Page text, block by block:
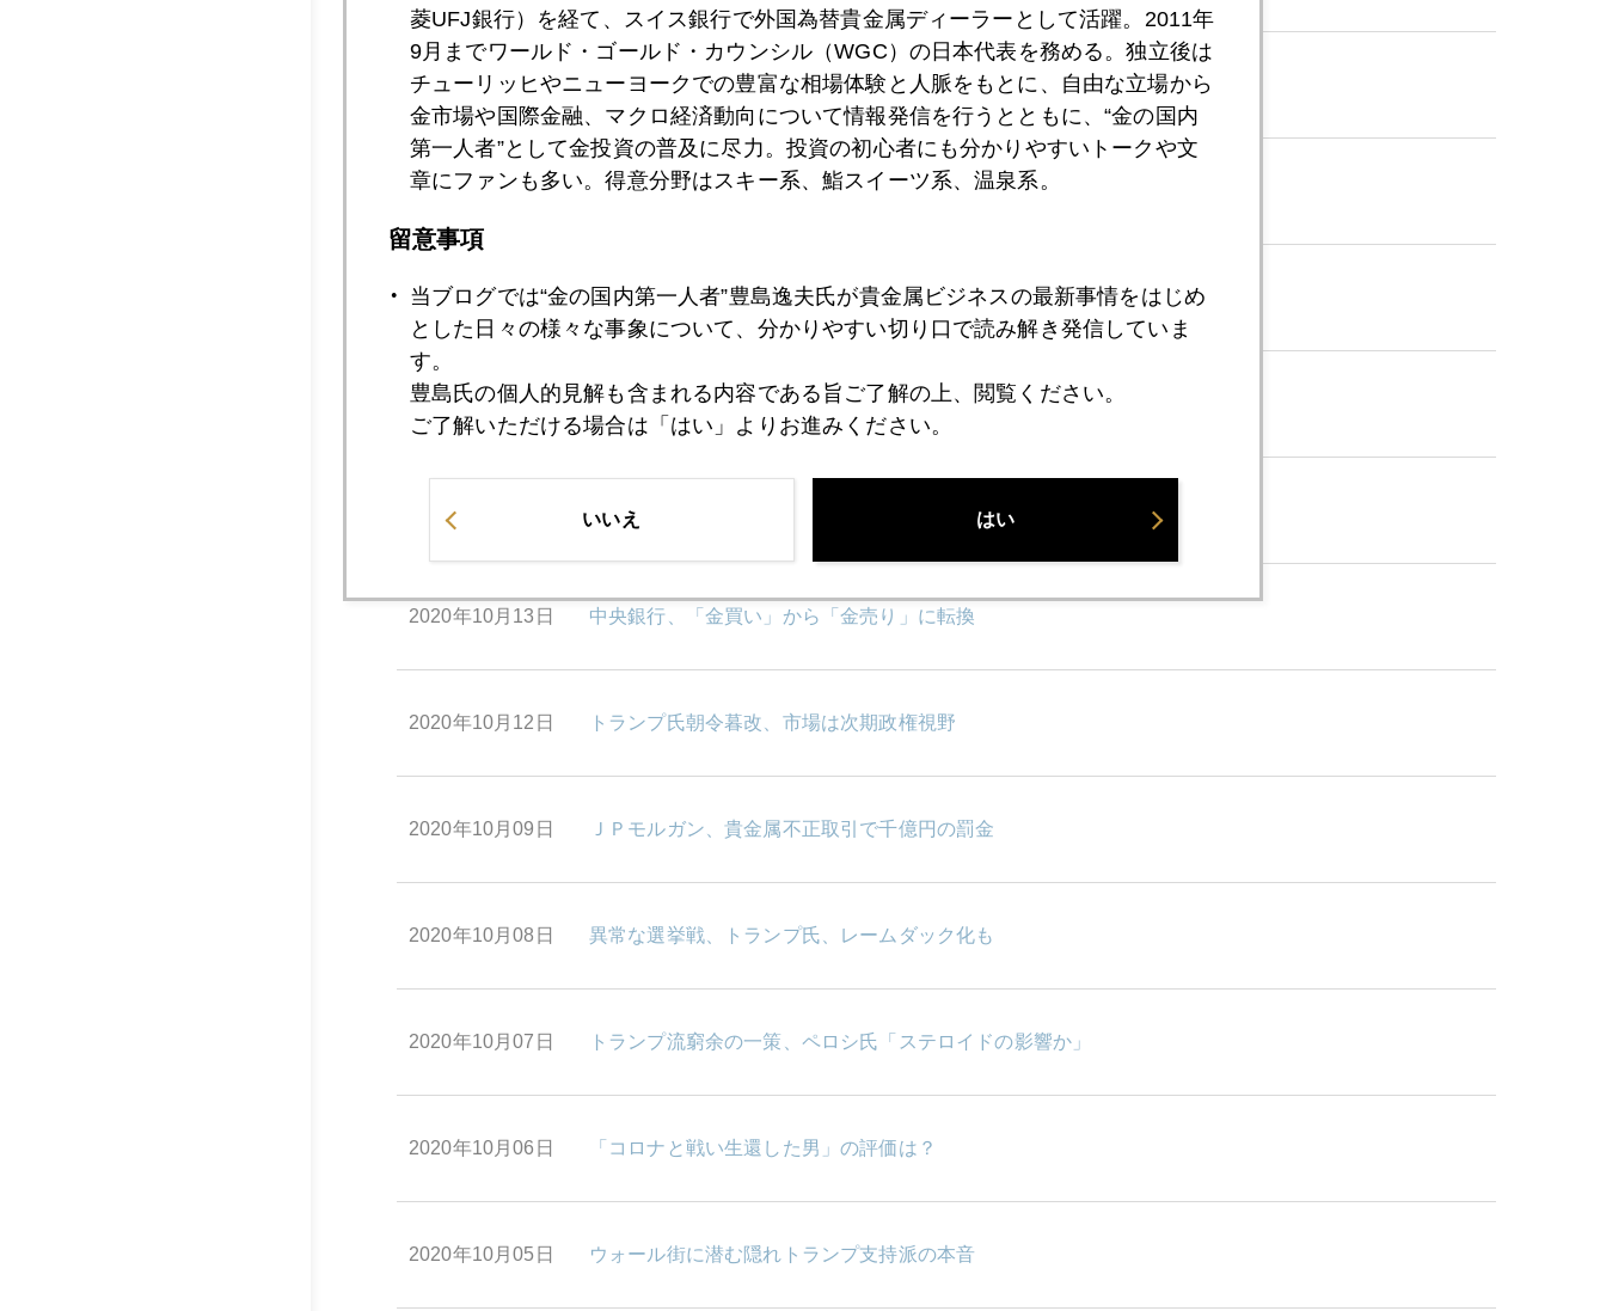
2020年10月20日 コロナ第二波、景気二番底、財政支援第二弾に注目
2020年10月19日 大統領選直前の第二波、市場は青い津波に警戒
2020年10月16日 異例の米大統領候補、同時対話集会
2020年10月15日 在宅勤務、そしてスキーシーズン
2020年10月14日 半沢直樹が投資家に「恩返し」
2020年10月13日 中央銀行、「金買い」から「金売り」に転換
2020年10月12日 トランプ氏朝令暮改、市場は次期政権視野
2020年10月09日 ＪＰモルガン、貴金属不正取引で千億円の罰金
2020年10月08日 異常な選挙戦、トランプ氏、レームダック化も
2020年10月07日 トランプ流窮余の一策、ペロシ氏「ステロイドの影響か」
2020年10月06日 「コロナと戦い生還した男」の評価は？
2020年10月05日 ウォール街に潜む隠れトランプ支持派の本音
菱UFJ銀行）を経て、スイス銀行で外国為替貴金属ディーラーとして活躍。2011年
9月までワールド・ゴールド・カウンシル（WGC）の日本代表を務める。独立後は
チューリッヒやニューヨークでの豊富な相場体験と人脈をもとに、自由な立場から
金市場や国際金融、マクロ経済動向について情報発信を行うとともに、“金の国内
第一人者”として金投資の普及に尽力。投資の初心者にも分かりやすいトークや文
章にファンも多い。得意分野はスキー系、鮨スイーツ系、温泉系。
留意事項
当ブログでは“金の国内第一人者”豊島逸夫氏が貴金属ビジネスの最新事情をはじめ
とした日々の様々な事象について、分かりやすい切り口で読み解き発信していま
す。
豊島氏の個人的見解も含まれる内容である旨ご了解の上、閲覧ください。
ご了解いただける場合は「はい」よりお進みください。
いいえ はい